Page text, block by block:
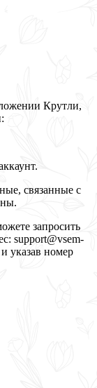
Крутли,
связанные с
запросить
support@vsem-
указав номер